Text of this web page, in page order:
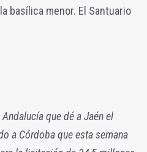
basílica menor. El Santuario
que dé a Jaén el
a Córdoba que esta semana